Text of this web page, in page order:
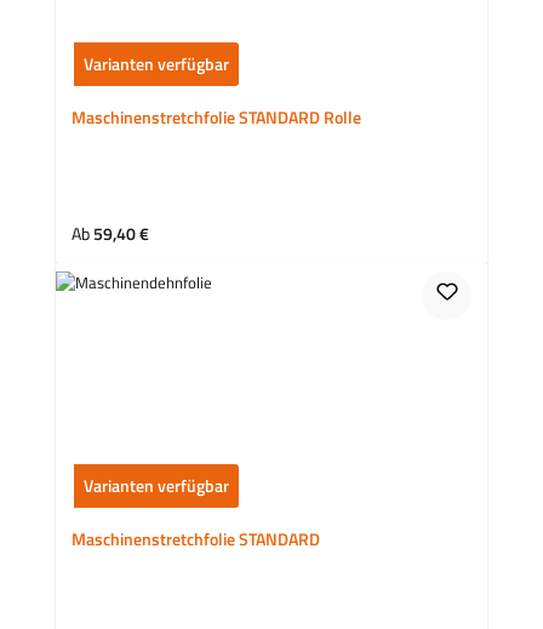
Varianten verfügbar
Maschinenstretchfolie STANDARD Rolle
Regulärer Preis:
Ab59,40 €
Varianten verfügbar
Maschinenstretchfolie STANDARD